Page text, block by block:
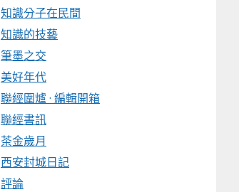
知識分子在民間
知識的技藝
筆墨之交
美好年代
聯經圍爐 · 編輯開箱
聯經書訊
茶金歲月
西安封城日記
評論